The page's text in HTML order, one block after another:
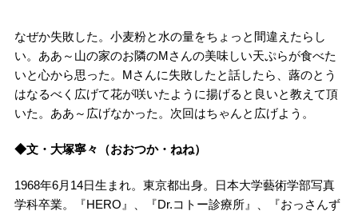
なぜか失敗した。小麦粉と水の量をちょっと間違えたらし
い。ああ～山の家のお隣のMさんの美味しい天ぷらが食べた
いと心から思った。Mさんに失敗したと話したら、蕗のとう
はなるべく広げて花が咲いたように揚げると良いと教えて頂
いた。ああ～広げなかった。次回はちゃんと広げよう。
◆文・大塚寧々（おおつか・ねね）
1968年6月14日生まれ。東京都出身。日本大学藝術学部写真
学科卒業。『HERO』、『Dr.コトー診療所』、『おっさんず